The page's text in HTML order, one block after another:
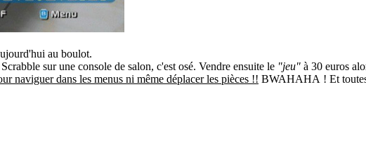
au boulot.
sur une console de salon, c'est osé. Vendre ensuite le "jeu" à 30 euros
naviguer dans les menus ni même déplacer les pièces !! BWAHAHA ! Et toutes